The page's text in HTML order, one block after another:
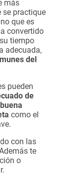
más
se practique
que es
convertido
tiempo
adecuada,
del
pueden
de
buena
como el
con las
te
o